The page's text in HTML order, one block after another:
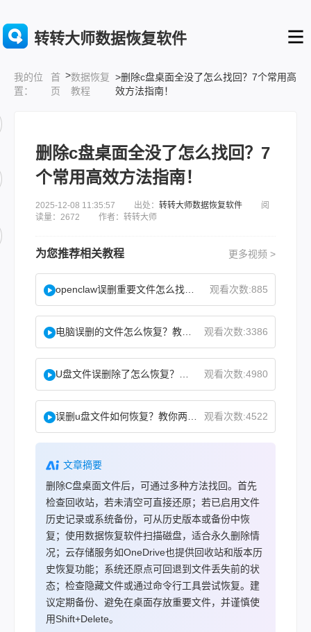
转转大师数据恢复软件
我的位
置：
首
页
>数据恢复
教程
>删除c盘桌面全没了怎么找回？7个常用高
效方法指南！
删除c盘桌面全没了怎么找回？7
个常用高效方法指南！
2025-12-08 11:35:57 出处： 转转大师数据恢复软件 阅
读量：2672 作者：转转大师
为您推荐相关教程 更多视频 >
观看次数:885
观看次数:3386
观看次数:4980
观看次数:4522
文章摘要
删除C盘桌面文件后，可通过多种方法找回。首先
检查回收站，若未清空可直接还原；若已启用文件
历史记录或系统备份，可从历史版本或备份中恢
复；使用数据恢复软件扫描磁盘，适合永久删除情
况；云存储服务如OneDrive也提供回收站和版本历
史恢复功能；系统还原点可回退到文件丢失前的状
态；检查隐藏文件或通过命令行工具尝试恢复。建
议定期备份、避免在桌面存放重要文件，并谨慎使
用Shift+Delete。